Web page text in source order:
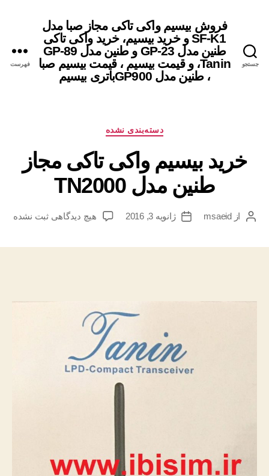
جستجو
فروش بیسیم واکی تاکی مجاز صبا مدل
SF-K1 و خرید بیسیم، خرید واکی تاکی
طنین مدل GP-23 و طنین مدل GP-89
Tanin، و قیمت بیسیم ، قیمت بیسیم صبا
، طنین مدل GP900باتری بیسیم
فهرست
دسته‌ها
دسته‌بندی نشده
خرید بیسیم واکی تاکی مجاز
طنین مدل TN2000
نویسنده
ازmsaeid
تاریخژانویه 3, 2016 هیچ دیدگاهیبرای
ثبت نشده